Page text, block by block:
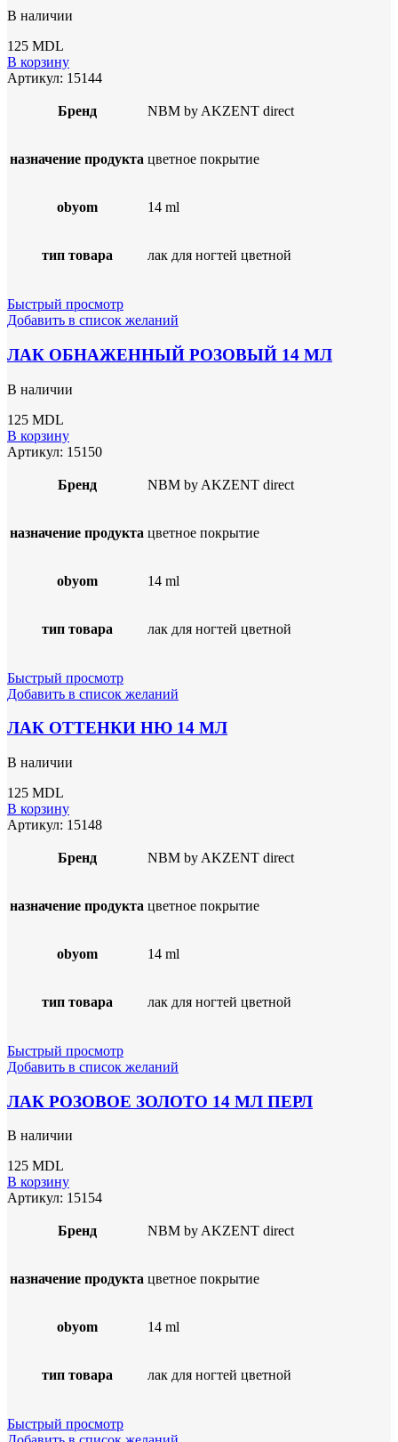
В наличии
125 MDL
В корзину
Артикул: 15144
Бренд NBM by AKZENT direct
назначение продукта цветное покрытие
obyom 14 ml
тип товара лак для ногтей цветной
Быстрый просмотр
Добавить в список желаний
ЛАК ОБНАЖЕННЫЙ РОЗОВЫЙ 14 МЛ
В наличии
125 MDL
В корзину
Артикул: 15150
Бренд NBM by AKZENT direct
назначение продукта цветное покрытие
obyom 14 ml
тип товара лак для ногтей цветной
Быстрый просмотр
Добавить в список желаний
ЛАК ОТТЕНКИ НЮ 14 МЛ
В наличии
125 MDL
В корзину
Артикул: 15148
Бренд NBM by AKZENT direct
назначение продукта цветное покрытие
obyom 14 ml
тип товара лак для ногтей цветной
Быстрый просмотр
Добавить в список желаний
ЛАК РОЗОВОЕ ЗОЛОТО 14 МЛ ПЕРЛ
В наличии
125 MDL
В корзину
Артикул: 15154
Бренд NBM by AKZENT direct
назначение продукта цветное покрытие
obyom 14 ml
тип товара лак для ногтей цветной
Быстрый просмотр